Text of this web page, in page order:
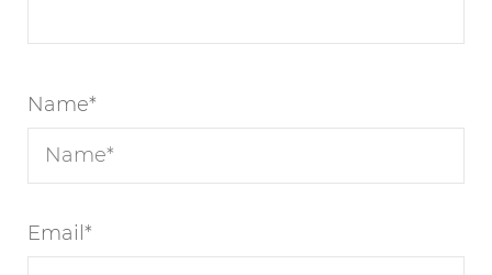
Name*
Email*